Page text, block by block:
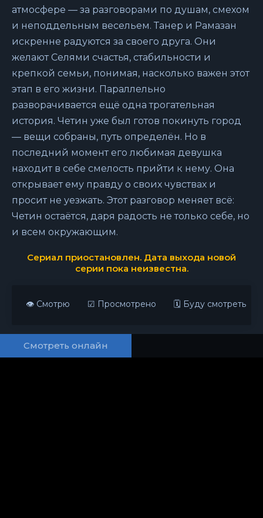
атмосфере — за разговорами по душам, смехом
и неподдельным весельем. Танер и Рамазан
искренне радуются за своего друга. Они
желают Селями счастья, стабильности и
крепкой семьи, понимая, насколько важен этот
этап в его жизни. Параллельно
разворачивается ещё одна трогательная
история. Четин уже был готов покинуть город
— вещи собраны, путь определён. Но в
последний момент его любимая девушка
находит в себе смелость прийти к нему. Она
открывает ему правду о своих чувствах и
просит не уезжать. Этот разговор меняет всё:
Четин остаётся, даря радость не только себе, но
и всем окружающим.
Сериал приостановлен. Дата выхода новой
серии пока неизвестна.
👁 Смотрю ☑ Просмотрено 🗓 Буду смотреть
Смотреть онлайн